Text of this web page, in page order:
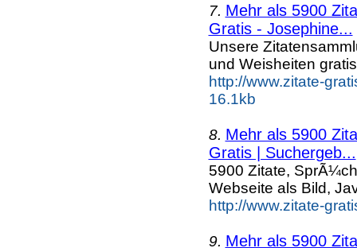
7. Mehr als 5900
Gratis - Josephine...
Unsere
und Weisheiten
http://www.zitate-
16.1kb
8. Mehr als 5900
Gratis | Suchergeb...
5900 Zitate,
Webseite als Bild,
http://www.zitate-
9. Mehr als 5900